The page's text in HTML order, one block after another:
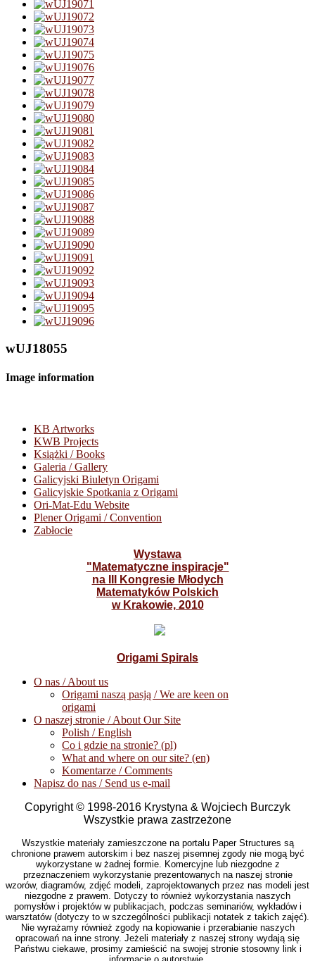
wUJ18055
Image information
KB Artworks
KWB Projects
Książki / Books
Galeria / Gallery
Galicyjski Biuletyn Origami
Galicyjskie Spotkania z Origami
Ori-Mat-Edu Website
Plener Origami / Convention
Zabłocie
Wystawa
"Matematyczne inspiracje"
na III Kongresie Młodych
Matematyków Polskich
w Krakowie, 2010
Origami Spirals
O nas / About us
Origami naszą pasją / We are keen on
origami
O naszej stronie / About Our Site
Polish / English
Co i gdzie na stronie? (pl)
What and where on our site? (en)
Komentarze / Comments
Napisz do nas / Send us e-mail
Copyright © 1998-2016 Krystyna & Wojciech Burczyk
Wszystkie prawa zastrzeżone
Wszystkie materiały zamieszczone na portalu Paper Structures są
chronione prawem autorskim i bez naszej pisemnej zgody nie mogą być
wykorzystane w żadnej formie. Komercyjne lub niezgodne z
przeznaczeniem wykorzystanie prezentowanych na naszej stronie
wzorów, diagramów, zdjęć modeli, zaprojektowanych przez nas modeli jest
niezgodne z prawem. Dotyczy to również wykorzystania naszych
pomysłów i projektów w publikacjach, podczas seminariów, wykładów i
warsztatów (dotyczy to w szczególności publikacji notatek z takich zajęć).
Nie wyrażamy również zgody na kopiowanie i przerabianie naszych
opracowań na inne strony. Jeżeli materiały z naszej strony wydają się
Państwu ciekawe, prosimy zamieścić na swojej stronie stosowny link i